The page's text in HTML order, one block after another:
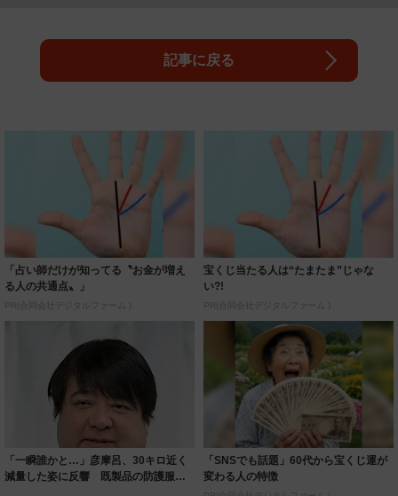
記事に戻る
「占い師だけが知ってる〝お金が増え
る人の共通点〟」
PR(合同会社デジタルファーム )
宝くじ当たる人は“たまたま”じゃな
い?!
PR(合同会社デジタルファーム )
「一瞬誰かと…」彦摩呂、30キロ近く
減量した姿に反響 既製品の防護服が
「SNSでも話題」60代から宝くじ運が
変わる人の特徴